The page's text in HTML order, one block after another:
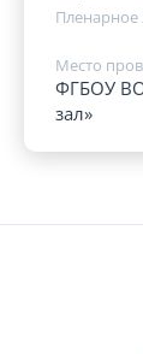
Пленарное
Место
ФГБОУ
зал»